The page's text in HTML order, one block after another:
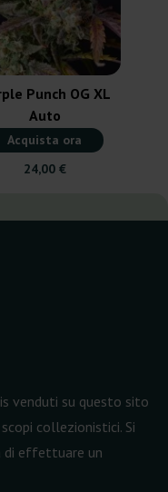
Punch OG XL
Auto
Acquista ora
24,00 €
venduti su questo sito
collezionistici. Si
di effettuare un